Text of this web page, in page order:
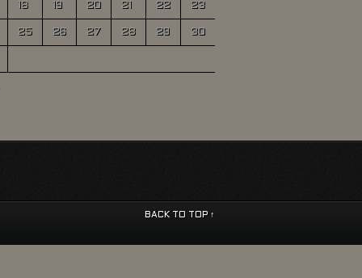
18 19 20 21 22 23
25 26 27 28 29 30
BACK TO TOP ↑